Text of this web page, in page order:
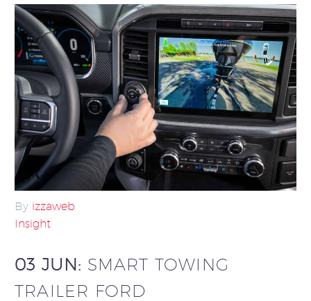
By izzaweb
Insight
03 JUN: SMART TOWING
TRAILER FORD